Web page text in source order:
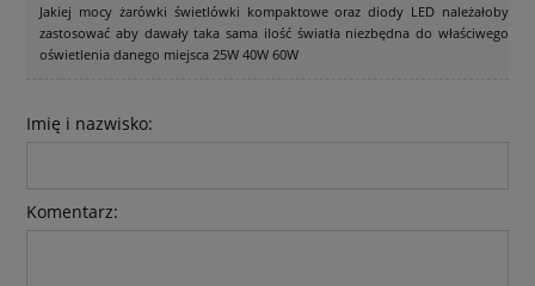
Jakiej mocy żarówki świetlówki kompaktowe oraz diody LED należałoby
zastosować aby dawały taka sama ilość światła niezbędna do właściwego
oświetlenia danego miejsca 25W 40W 60W
Imię i nazwisko:
Komentarz: